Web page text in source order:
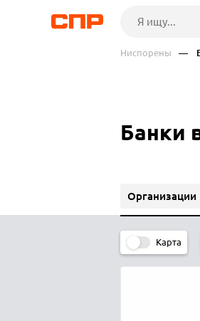
Ниспорены —
Банки
Организации
Карта